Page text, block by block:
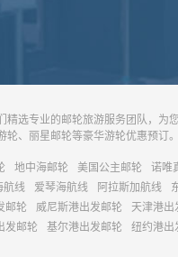
精选专业的邮轮旅游服务团队，
轮、丽星邮轮等豪华游轮优惠预订
地中海邮轮 美国公主邮轮
诺唯
航线 爱琴海航线 阿拉斯加航线
邮轮 威尼斯港出发邮轮
天津港出
发邮轮 基尔港出发邮轮 纽约港出